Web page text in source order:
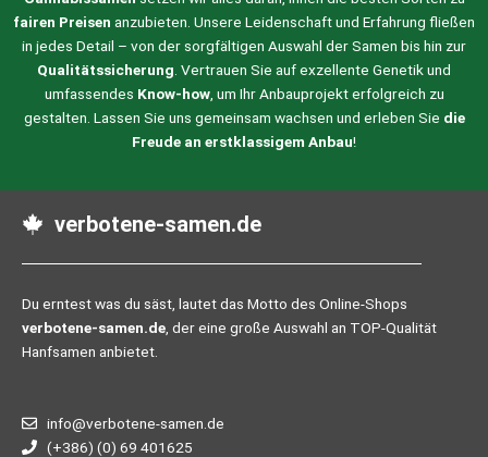
fairen Preisen anzubieten. Unsere Leidenschaft und Erfahrung fließen
in jedes Detail – von der sorgfältigen Auswahl der Samen bis hin zur
Qualitätssicherung . Vertrauen Sie auf exzellente Genetik und
umfassendes Know-how, um Ihr Anbauprojekt erfolgreich zu
gestalten. Lassen Sie uns gemeinsam wachsen und erleben Sie die
Freude an erstklassigem Anbau!
verbotene-samen.de
Du erntest was du säst, lautet das Motto des Online-Shops
verbotene-samen.de , der eine große Auswahl an TOP-Qualität
Hanfsamen anbietet.
info@verbotene-samen.de
(+386) (0) 69 401625